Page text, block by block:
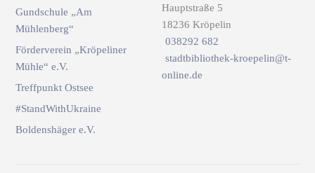
Gundschule „Am
Mühlenberg“
Förderverein „Kröpeliner
Mühle“ e.V.
Treffpunkt Ostsee
#StandWithUkraine
Boldenshäger e.V.
Hauptstraße 5
18236 Kröpelin
038292 682
stadtbibliothek-kroepelin@t-
online.de